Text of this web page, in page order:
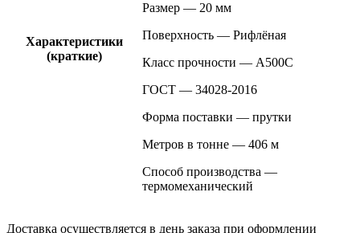
Характеристики
(краткие)
Размер — 20 мм
Поверхность — Рифлёная
Класс прочности — А500С
ГОСТ — 34028-2016
Форма поставки — прутки
Метров в тонне — 406 м
Способ производства —
термомеханический
Доставка осуществляется в день заказа при оформлении